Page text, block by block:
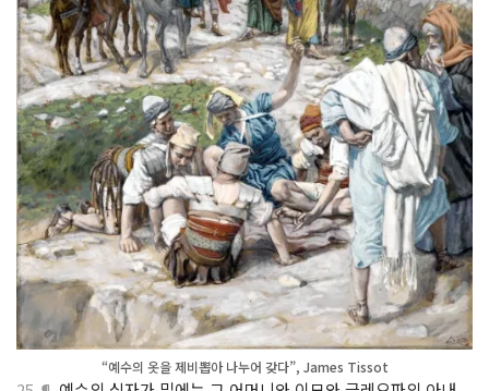
“예수의 옷을 제비뽑아 나누어 갖다”, James Tissot